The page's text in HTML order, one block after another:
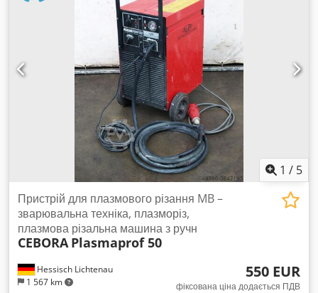
1 / 5
Hessisch Lichtenau
1 567 km
Пристрій для плазмового різання MB –
зварювальна техніка, плазморіз,
плазмова різальна машина з ручн
CEBORA Plasmaprof 50
550 EUR
фіксована ціна додається ПДВ